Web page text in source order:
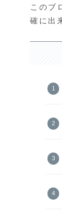
このブ
確に出